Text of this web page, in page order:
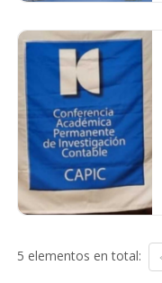
5 elementos en total: